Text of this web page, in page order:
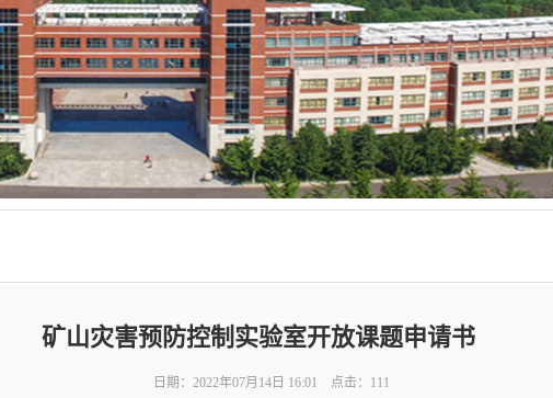
矿山灾害预防控制实验室开放课题申请书
日期：2022年07月14日 16:01 点击： 111